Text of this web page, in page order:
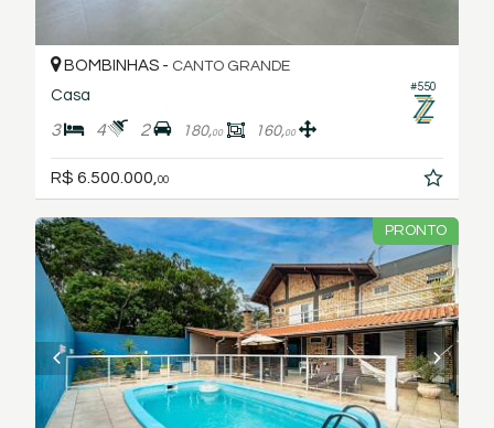
#550
BOMBINHAS - CANTO GRANDE
Casa
3 4 2 180,00 160,00
R$ 6.500.000, 00
PRONTO